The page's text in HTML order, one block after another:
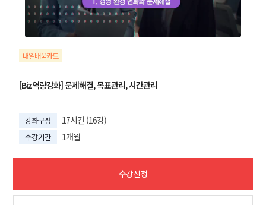
내일배움카드
[Biz역량강화] 문제해결, 목표관리, 시간관리
강좌구성 17시간 (16강)
수강기간 1개월
수강신청